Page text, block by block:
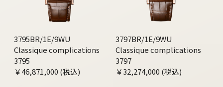
3795BR/1E/9WU
Classique complications
3795
￥46,871,000 (税込)
3797BR/1E/9WU
Classique complications
3797
￥32,274,000 (税込)